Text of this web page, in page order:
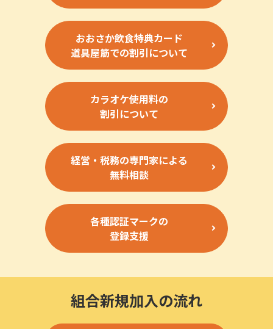
おおさか飲食特典カード
道具屋筋での割引について
カラオケ使用料の
割引について
経営・税務の専門家による
無料相談
各種認証マークの
登録支援
組合新規加入の流れ